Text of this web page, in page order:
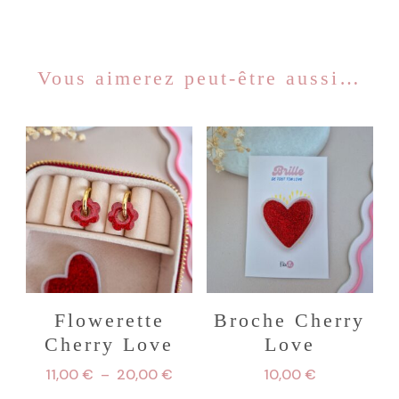
Vous aimerez peut-être aussi…
Flowerette
Cherry Love
11,00€ – 20,00€
Broche Cherry
Love
10,00€